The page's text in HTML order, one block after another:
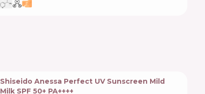
Shiseido Anessa Perfect UV Sunscreen Mild
Milk SPF 50+ PA++++